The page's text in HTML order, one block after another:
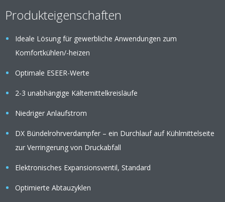
Produkteigenschaften
Ideale Lösung für gewerbliche Anwendungen zum
Komfortkühlen/-heizen
Optimale ESEER-Werte
2-3 unabhängige Kältemittelkreisläufe
Niedriger Anlaufstrom
DX Bündelrohrverdampfer – ein Durchlauf auf Kühlmittelseite
zur Verringerung von Druckabfall
Elektronisches Expansionsventil, Standard
Optimierte Abtauzyklen